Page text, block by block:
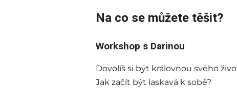
Na co se můžete těšit?
Workshop s Darinou
Dovolíš si být královnou svého
Jak začít být laskavá k sobě?